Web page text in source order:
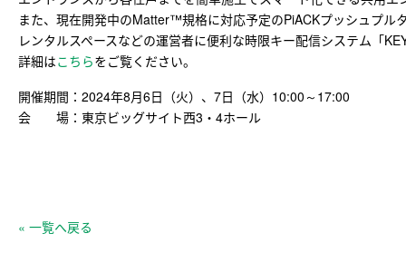
また、現在開発中のMatter™規格に対応予定のPiACKプッシュプル
レンタルスペースなどの運営者に便利な時限キー配信システム「
詳細はこちらをご覧ください。
開催期間：2024年8月6日（火）、7日（水）10:00～17:00
会 場：東京ビッグサイト西3・4ホール
« 一覧へ戻る